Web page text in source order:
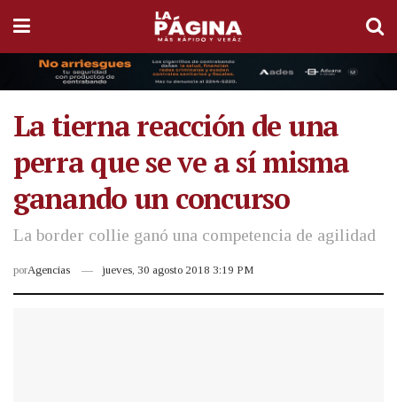
La tierna reacción de una
perra que se ve a sí misma
ganando un concurso
La border collie ganó una competencia de agilidad
porAgencias jueves, 30 agosto 2018 3:19 PM